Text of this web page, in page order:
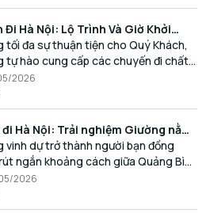
Đi Hà Nội: Lộ Trình Và Giờ Khởi
Hưng Long
tối đa sự thuận tiện cho Quý Khách,
tự hào cung cấp các chuyến đi chất
với lịch trình linh hoạt mỗi ngày.
2026
Hà Nội: Trải nghiệm Giường nằm
trả Tận nơi
vinh dự trở thành người bạn đồng
ngắn khoảng cách giữa Quảng Bình
chất lượng dịch vụ chuẩn mực.
2026